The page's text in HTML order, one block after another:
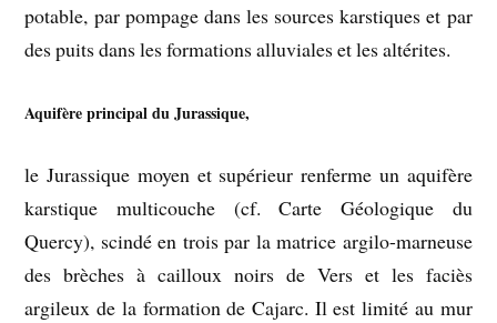
potable, par pompage dans les sources karstiques et par
des puits dans les formations alluviales et les altérites.
Aquifère principal du Jurassique,
le Jurassique moyen et supérieur renferme un aquifère
karstique multicouche (cf. Carte Géologique du
Quercy), scindé en trois par la matrice argilo-marneuse
des brèches à cailloux noirs de Vers et les faciès
argileux de la formation de Cajarc. Il est limité au mur